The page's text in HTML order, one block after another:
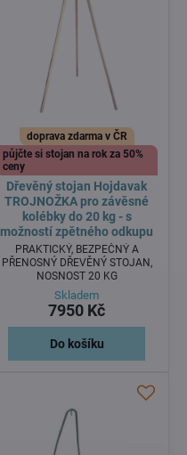
doprava zdarma v ČR
půjčte si stojan na rok za 50%
ceny
Dřevěný stojan Hojdavak
TROJNOŽKA pro závěsné
kolébky do 20 kg - s
možností zpětného odkupu
PRAKTICKÝ, BEZPEČNÝ A
PŘENOSNÝ DŘEVĚNÝ STOJAN,
NOSNOST 20 KG
Skladem
7950 Kč
Do košíku